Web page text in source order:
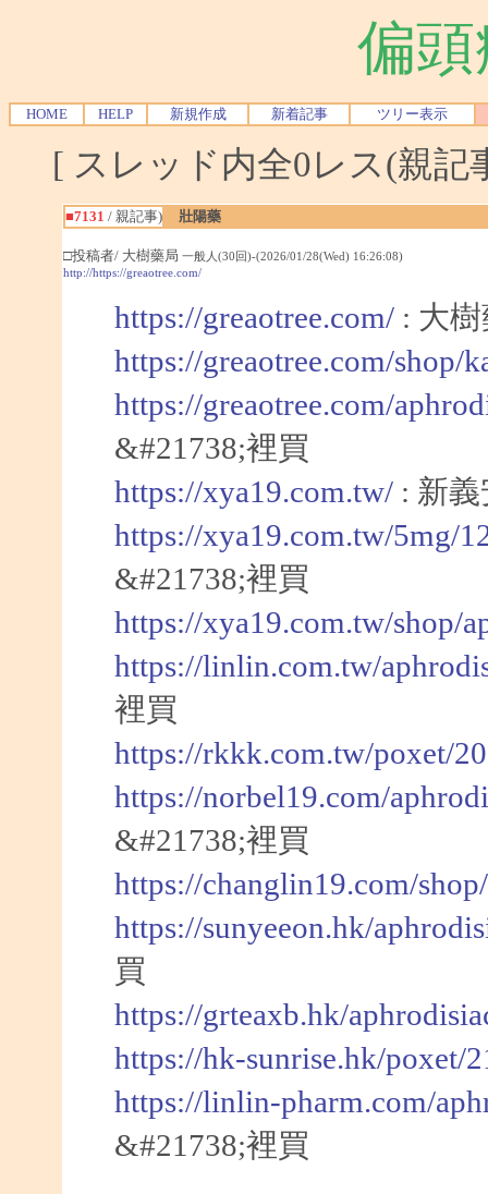
偏
HOME HELP 新規作成 新着記事 ツリー表示
[ スレッド内全0レス(親
■7131 / 親記事) 壯陽藥
□投稿者/ 大樹藥局 一般人(30回)-(2026/01/28(Wed) 16:26:08)
http://https://greaotree.com/
https://greaotree.com/: 大樹
https://greaotree.com/shop/
https://greaotree.com/
&#21738;裡買
https://xya19.com.tw/: 新義
https://xya19.com.tw/5mg/
&#21738;裡買
https://xya19.com.tw/shop/
https://linlin.com.tw/
裡買
https://rkkk.com.tw/poxet/
https://norbel19.com/
&#21738;裡買
https://changlin19.com/
https://sunyeeon.hk/
買
https://grteaxb.hk/
https://hk-sunrise.hk/poxet/
https://linlin-pharm.com/
&#21738;裡買